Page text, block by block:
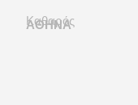
Καθαρός